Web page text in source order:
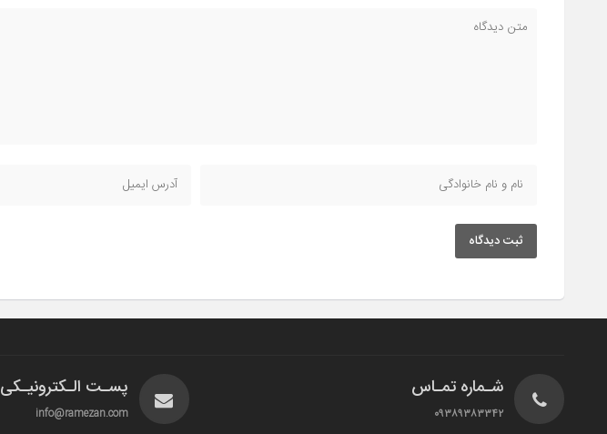
ثبت دیدگاه
شـماره تمـاس
۰۹۳۸۹۳۸۳۳۴۲
پسـت الـکترونیـکی
info@ramezan.com